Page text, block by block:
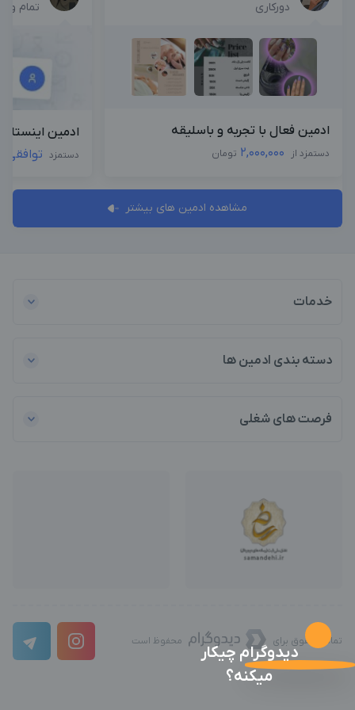
دورکاری
ادمین فعال با تجربه و باسلیقه
دستمزد از 2,000,000 تومان
تمام
ادمین
دستمزد توافقی
مشاهده ادمین های بیشتر
خدمات
دسته بندی ادمین ها
فرصت های شغلی
تمامی حقوق برای محفوظ است
دیدوگرام چیکار
میکنه؟